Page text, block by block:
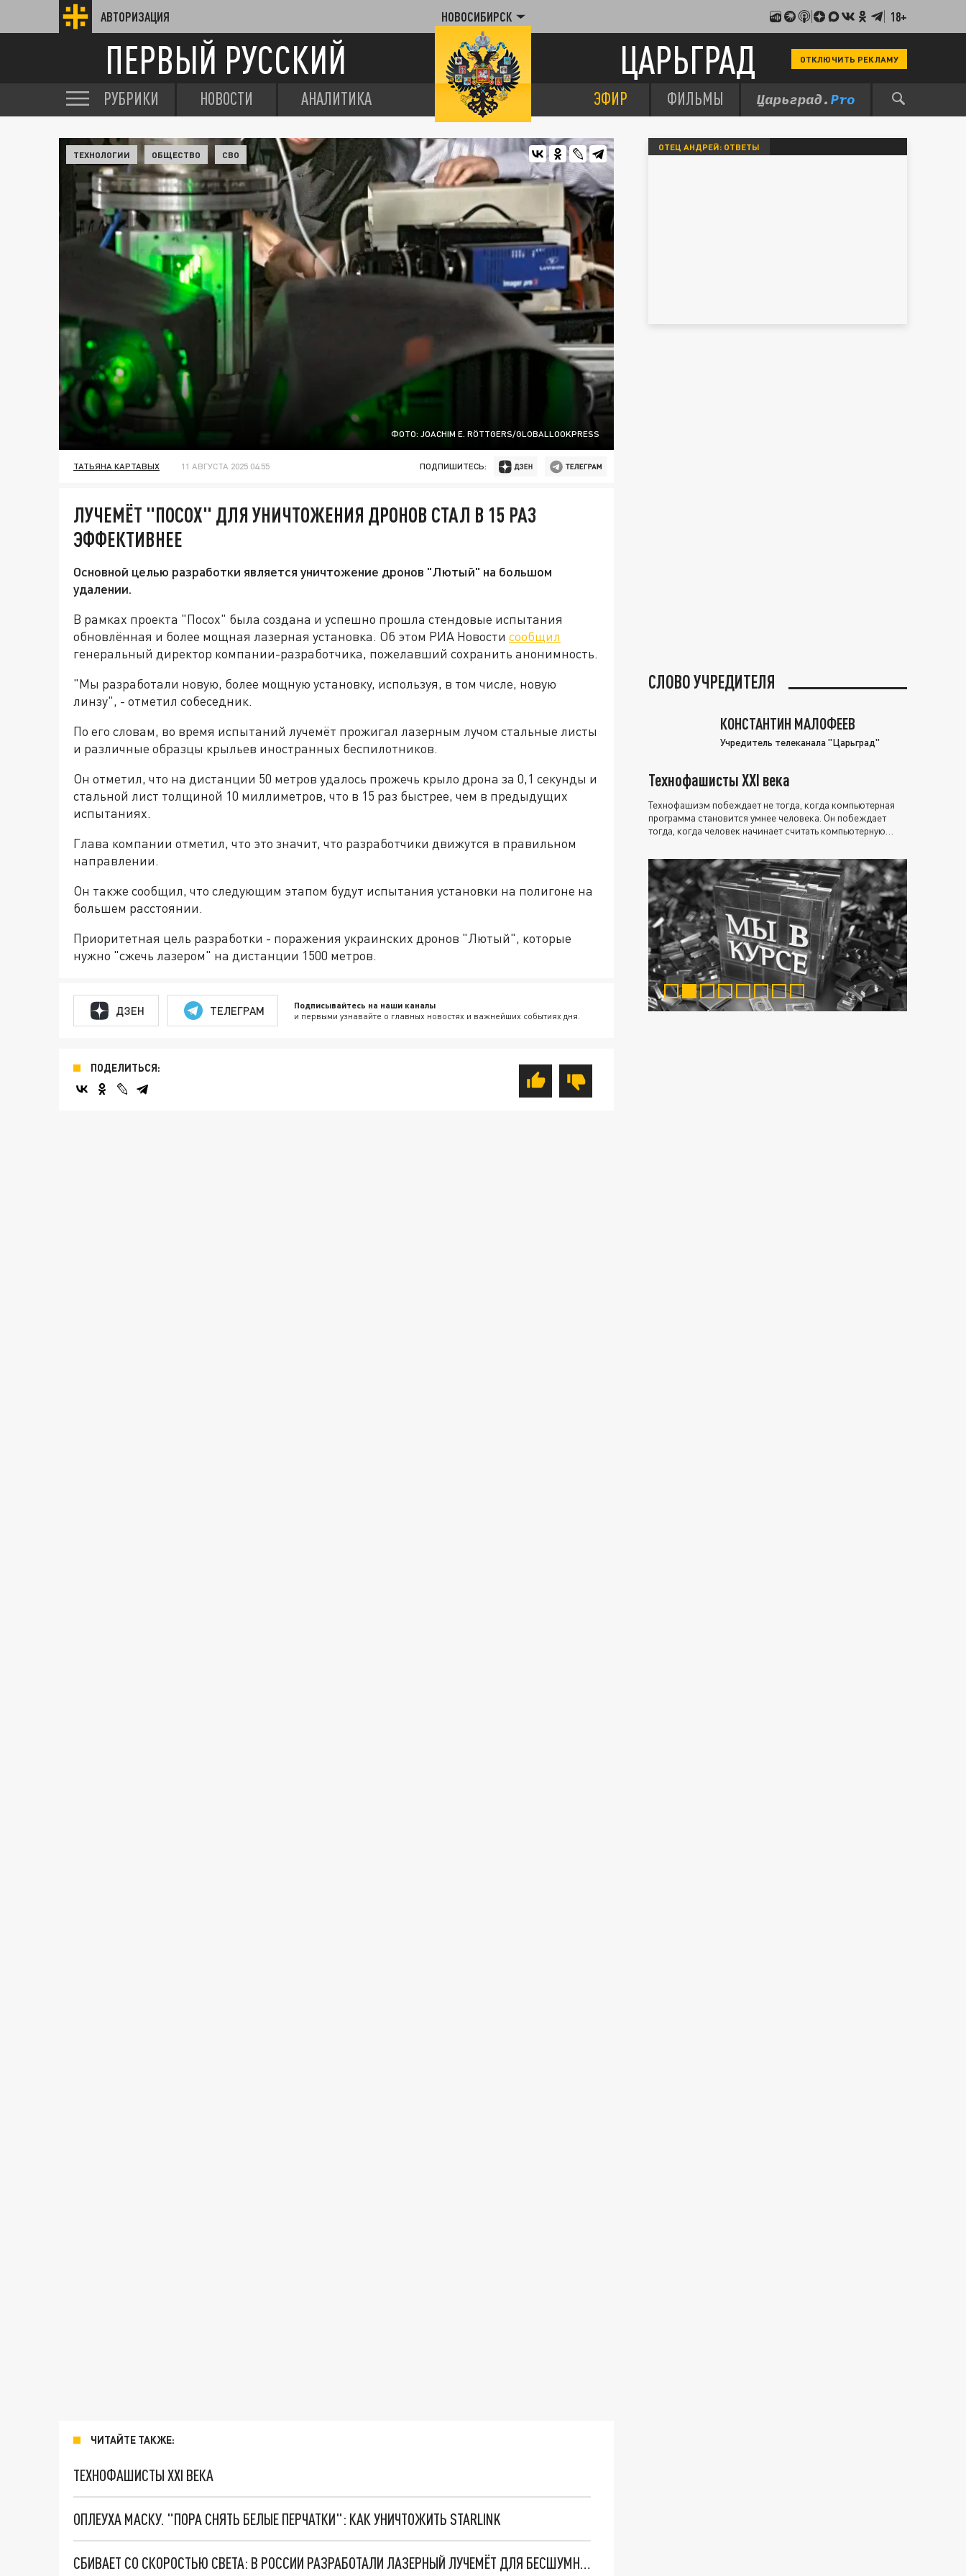
АВТОРИЗАЦИЯ НОВОСИБИРСК 18+
ПЕРВЫЙ РУССКИЙ ЦАРЬГРАД ОТКЛЮЧИТЬ РЕКЛАМУ
РУБРИКИ НОВОСТИ АНАЛИТИКА ЭФИР ФИЛЬМЫ
ФОТО: JOACHIM E. RÖTTGERS/GLOBALLOOKPRESS
ТЕХНОЛОГИИ ОБЩЕСТВО СВО
ТАТЬЯНА КАРТАВЫХ 11 АВГУСТА 2025 04:55 ПОДПИШИТЕСЬ:
ЛУЧЕМЁТ "ПОСОХ" ДЛЯ УНИЧТОЖЕНИЯ ДРОНОВ СТАЛ В 15 РАЗ
ЭФФЕКТИВНЕЕ
Основной целью разработки является уничтожение дронов "Лютый" на большом
удалении.
В рамках проекта "Посох" была создана и успешно прошла стендовые испытания
обновлённая и более мощная лазерная установка. Об этом РИА Новости сообщил
генеральный директор компании-разработчика, пожелавший сохранить анонимность.
"Мы разработали новую, более мощную установку, используя, в том числе, новую
линзу", - отметил собеседник.
По его словам, во время испытаний лучемёт прожигал лазерным лучом стальные листы
и различные образцы крыльев иностранных беспилотников.
Он отметил, что на дистанции 50 метров удалось прожечь крыло дрона за 0,1 секунды и
стальной лист толщиной 10 миллиметров, что в 15 раз быстрее, чем в предыдущих
испытаниях.
Глава компании отметил, что это значит, что разработчики движутся в правильном
направлении.
Он также сообщил, что следующим этапом будут испытания установки на полигоне на
большем расстоянии.
Приоритетная цель разработки - поражения украинских дронов "Лютый", которые
нужно "сжечь лазером" на дистанции 1500 метров.
ДЗЕН ТЕЛЕГРАМ Подписывайтесь на наши каналы
и первыми узнавайте о главных новостях и важнейших событиях дня.
ПОДЕЛИТЬСЯ:
ЧИТАЙТЕ ТАКЖЕ:
ТЕХНОФАШИСТЫ XXI ВЕКА
ОПЛЕУХА МАСКУ. "ПОРА СНЯТЬ БЕЛЫЕ ПЕРЧАТКИ": КАК УНИЧТОЖИТЬ STARLINK
СБИВАЕТ СО СКОРОСТЬЮ СВЕТА: В РОССИИ РАЗРАБОТАЛИ ЛАЗЕРНЫЙ ЛУЧЕМЁТ ДЛЯ БЕСШУМНОГО УНИЧТОЖЕНИЯ ДРОНОВ
ОТЕЦ АНДРЕЙ: ОТВЕТЫ
СЛОВО УЧРЕДИТЕЛЯ
КОНСТАНТИН МАЛОФЕЕВ
Учредитель телеканала "Царьград"
Технофашисты XXI века
Технофашизм побеждает не тогда, когда компьютерная
программа становится умнее человека. Он побеждает
тогда, когда человек начинает считать компьютерную